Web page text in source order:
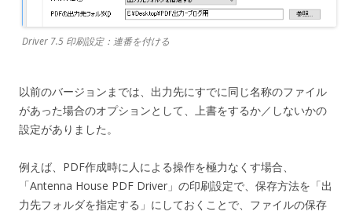
Driver 7.5 印刷設定：連番を付ける
以前のバージョンまでは、出力先にすでに同じ名称のファイル
があった場合のオプションとして、上書をするか／しないかの
設定がありました。
例えば、PDF作成時に人による操作を極力なくす場合、
「Antenna House PDF Driver」の印刷設定で、保存方法を「出
力先フォルダを指定する」にしておくことで、ファイルの保存